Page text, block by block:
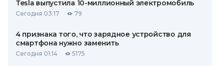
Tesla выпустила 10-миллионный электромобиль
Сегодня 03:17 79
4 признака того, что зарядное устройство для
смартфона нужно заменить
Сегодня 01:14 5175